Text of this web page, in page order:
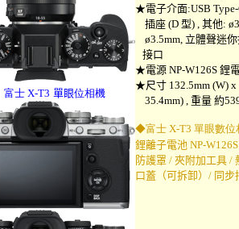
富士 X-T3 單眼位相機
★電子介面:USB Type-
插座 (D 型) , 其他:
ø3.5mm, 立體聲迷
接口
★電源 NP-W126S 鋰
★尺寸 132.5mm (W) x
35.4mm) , 重量 約
◆富士 X-T3 單眼數位
鋰離子電池 NP-
防護罩 / 夾附加工具 /
口蓋（可拆卸）/ 同